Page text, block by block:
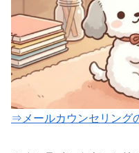
⇒メールカウンセリング